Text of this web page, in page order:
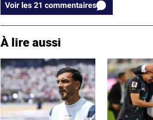
Voir les 21 commentaires
À lire aussi